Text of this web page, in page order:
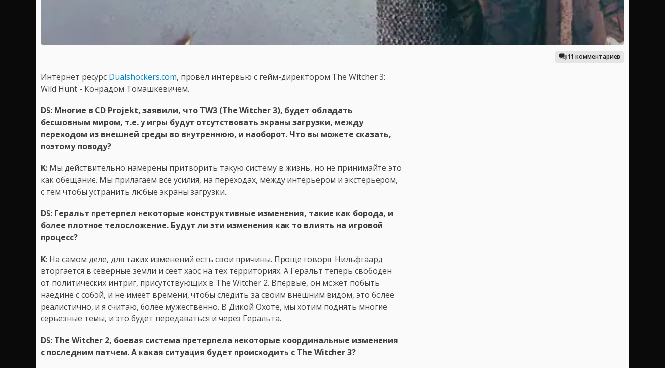
11 комментариев
Интернет ресурс Dualshockers.com, провел интервью с гейм-директором The Witcher 3:
Wild Hunt - Конрадом Томашкевичем.
DS: Многие в CD Projekt, заявили, что TW3 (The Witcher 3), будет обладать
бесшовным миром, т.е. у игры будут отсутствовать экраны загрузки, между
переходом из внешней среды во внутреннюю, и наоборот. Что вы можете сказать,
поэтому поводу?
K: Мы действительно намерены притворить такую систему в жизнь, но не принимайте это
как обещание. Мы прилагаем все усилия, на переходах, между интерьером и экстерьером,
с тем чтобы устранить любые экраны загрузки..
DS: Геральт претерпел некоторые конструктивные изменения, такие как борода, и
более плотное телосложение. Будут ли эти изменения как то влиять на игровой
процесс?
K: На самом деле, для таких изменений есть свои причины. Проще говоря, Нильфгаард
вторгается в северные земли и сеет хаос на тех территориях. А Геральт теперь свободен
от политических интриг, присутствующих в The Witcher 2. Впервые, он может побыть
наедине с собой, и не имеет времени, чтобы следить за своим внешним видом, это более
реалистично, и я считаю, более мужественно. В Дикой Охоте, мы хотим поднять многие
серьезные темы, и это будет передаваться и через Геральта.
DS: The Witcher 2, боевая система претерпела некоторые координальные изменения
с последним патчем. А какая ситуация будет происходить с The Witcher 3?